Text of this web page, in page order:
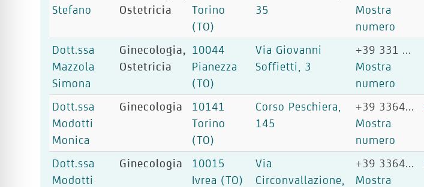
Stefano
Ostetricia
Torino
(TO)
35
Mostra
numero
Dott.ssa
Mazzola
Simona
Ginecologia,
Ostetricia
10044
Pianezza
(TO)
Via Giovanni
Soffietti, 3
+39 331 ...
Mostra
numero
Dott.ssa
Modotti
Monica
Ginecologia
10141
Torino
(TO)
Corso Peschiera,
145
+39 3364...
Mostra
numero
Dott.ssa
Modotti
Ginecologia
10015
Ivrea (TO)
Via
Circonvallazione,
+39 3364...
Mostra